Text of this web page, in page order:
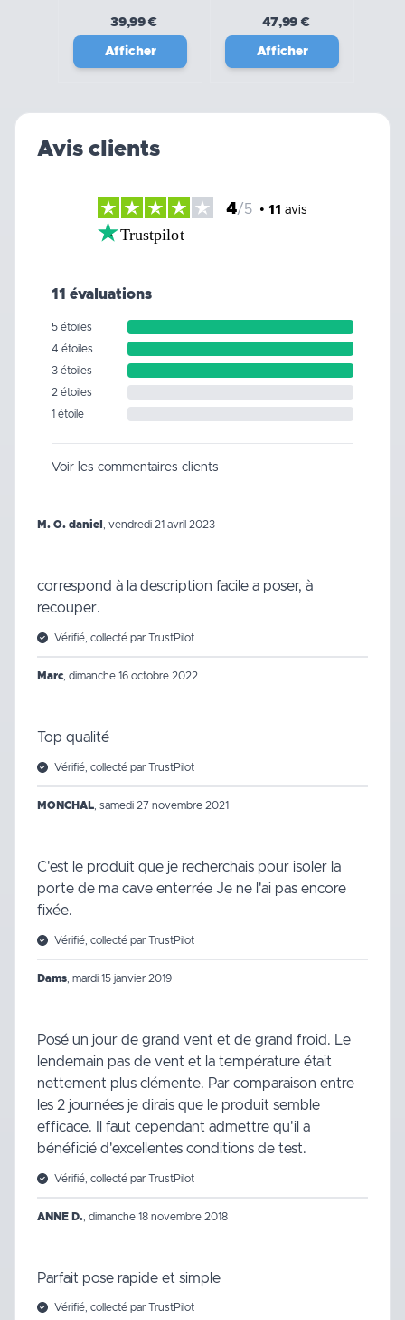
39,99 €
Afficher
47,99 €
Afficher
Avis clients
4/5 • 11 avis
Trustpilot
11 évaluations
5 étoiles
4 étoiles
3 étoiles
2 étoiles
1 étoile
Voir les commentaires clients
M. O. daniel vendredi 21 avril 2023
correspond à la description facile a poser, à
recouper.
Vérifié, collecté par TrustPilot
Marc dimanche 16 octobre 2022
Top qualité
Vérifié, collecté par TrustPilot
MONCHAL samedi 27 novembre 2021
C'est le produit que je recherchais pour isoler la
porte de ma cave enterrée Je ne l'ai pas encore
fixée.
Vérifié, collecté par TrustPilot
Dams mardi 15 janvier 2019
Posé un jour de grand vent et de grand froid. Le
lendemain pas de vent et la température était
nettement plus clémente. Par comparaison entre
les 2 journées je dirais que le produit semble
efficace. Il faut cependant admettre qu'il a
bénéficié d'excellentes conditions de test.
Vérifié, collecté par TrustPilot
ANNE D. dimanche 18 novembre 2018
Parfait pose rapide et simple
Vérifié, collecté par TrustPilot